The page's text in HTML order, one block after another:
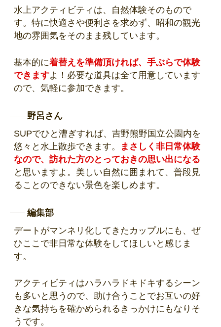
水上アクティビティは、自然体験そのもので
す。特に快適さや便利さを求めず、昭和の観光
地の雰囲気をそのまま残しています。
基本的に着替えを準備頂ければ、手ぶらで体験
できますよ！必要な道具は全て用意しています
ので、気軽に参加できます。
野呂さん
SUPでひと漕ぎすれば、吉野熊野国立公園内を
悠々と水上散歩できます。
まさしく非日常体験
なので、訪れた方のとっておきの思い出になる
と思いますよ。美しい自然に囲まれて、普段見
ることのできない景色を楽しめます。
編集部
デートがマンネリ化してきたカップルにも、ぜ
ひここで非日常な体験をしてほしいと感じま
す。
アクティビティはハラハラドキドキするシーン
も多いと思うので、助け合うことでお互いの好
きな気持ちを確かめられるきっかけにもなりそ
うです。